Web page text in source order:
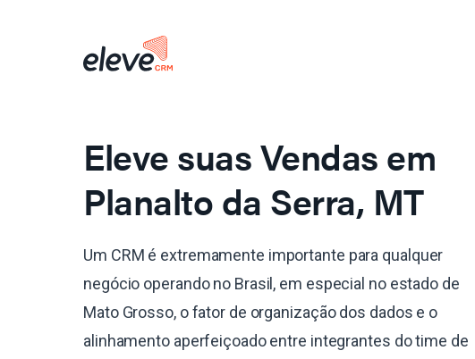
Eleve suas Vendas em
Planalto da Serra, MT
Um CRM é extremamente importante para qualquer
negócio operando no Brasil, em especial no estado de
Mato Grosso, o fator de organização dos dados e o
alinhamento aperfeiçoado entre integrantes do time de